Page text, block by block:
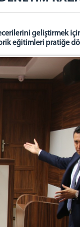
geliştirmek
eğitimleri pratiğe